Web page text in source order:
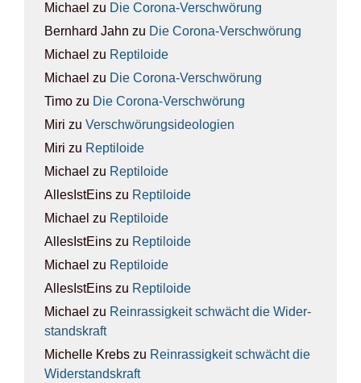
Michael zu Die Coro­na-Ver­schwö­rung
Bernhard Jahn zu Die Coro­na-Ver­schwö­rung
Michael zu Rep­ti­lo­ide
Michael zu Die Coro­na-Ver­schwö­rung
Timo zu Die Coro­na-Ver­schwö­rung
Miri zu Ver­schwö­rungs­ideo­lo­gien
Miri zu Rep­ti­lo­ide
Michael zu Rep­ti­lo­ide
AllesIstEins zu Rep­ti­lo­ide
Michael zu Rep­ti­lo­ide
AllesIstEins zu Rep­ti­lo­ide
Michael zu Rep­ti­lo­ide
AllesIstEins zu Rep­ti­lo­ide
Michael zu Rein­ras­sig­keit schwächt die Wider­
stands­kraft
Michelle Krebs zu Rein­ras­sig­keit schwächt die
Wider­stands­kraft